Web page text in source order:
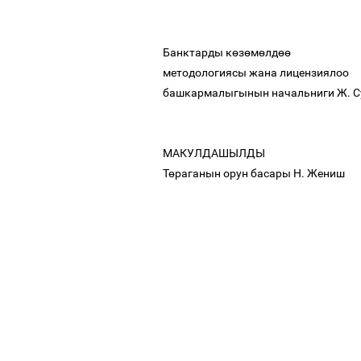
Банктарды көзөмөлдөө
методологиясы жана лицензиялоо
башкармалыгынын начальниги Ж.
МАКУЛДАШЫЛДЫ
Төраганын орун басары Н. Жениш